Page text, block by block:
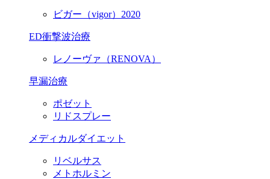
ビガー（vigor）2020
ED衝撃波治療
レノーヴァ（RENOVA）
早漏治療
ポゼット
リドスプレー
メディカルダイエット
リベルサス
メトホルミン